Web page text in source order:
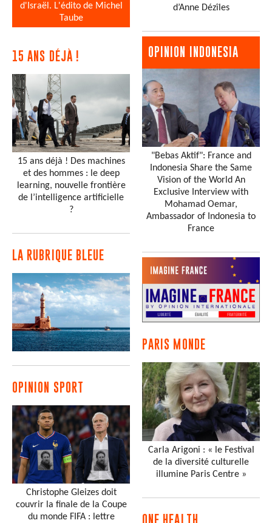
d'Israël. L'édito de Michel
Taube
15 ANS DÉJÀ !
15 ans déjà ! Des machines
et des hommes : le deep
learning, nouvelle frontière
de l’intelligence artificielle
?
LA RUBRIQUE BLEUE
OPINION SPORT
Christophe Gleizes doit
couvrir la finale de la Coupe
du monde FIFA : lettre
d’Anne Dézîles
OPINION INDONESIA
"Bebas Aktif": France and
Indonesia Share the Same
Vision of the World An
Exclusive Interview with
Mohamad Oemar,
Ambassador of Indonesia to
France
PARIS MONDE
Carla Arigoni : « le Festival
de la diversité culturelle
illumine Paris Centre »
ONE HEALTH